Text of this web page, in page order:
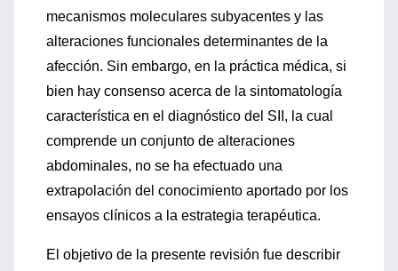
mecanismos moleculares subyacentes y las
alteraciones funcionales determinantes de la
afección. Sin embargo, en la práctica médica, si
bien hay consenso acerca de la sintomatología
característica en el diagnóstico del SII, la cual
comprende un conjunto de alteraciones
abdominales, no se ha efectuado una
extrapolación del conocimiento aportado por los
ensayos clínicos a la estrategia terapéutica.
El objetivo de la presente revisión fue describir